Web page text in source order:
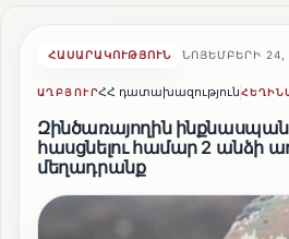
ՀԱՍԱՐԱԿՈՒԹՅՈՒՆ ՆՈՅԵՄԲԵՐԻ 24,
ԱՂԲՅՈՒՐՀՀ դատախազություն
Զինծառայողին
հասցնելու համար 2 անձի
մեղադրանք